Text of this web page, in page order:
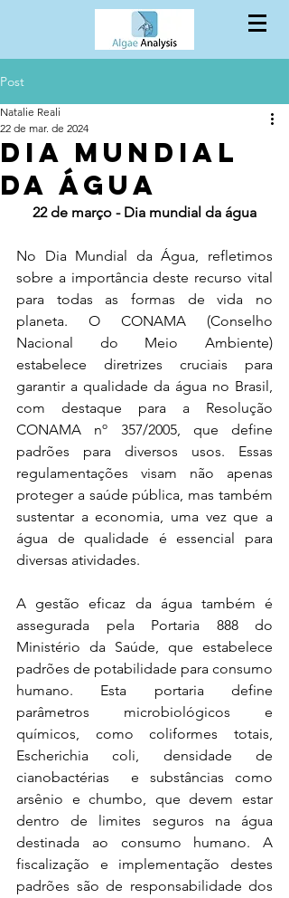
Post
Dia mundial
da água
Natalie Reali
22 de mar. de 2024
22 de março - Dia mundial da água
No Dia Mundial da Água, refletimos
sobre a importância deste recurso vital
para todas as formas de vida no
planeta. O CONAMA (Conselho
Nacional do Meio Ambiente)
estabelece diretrizes cruciais para
garantir a qualidade da água no Brasil,
com destaque para a Resolução
CONAMA nº 357/2005, que define
padrões para diversos usos. Essas
regulamentações visam não apenas
proteger a saúde pública, mas também
sustentar a economia, uma vez que a
água de qualidade é essencial para
diversas atividades.
A gestão eficaz da água também é
assegurada pela Portaria 888 do
Ministério da Saúde, que estabelece
padrões de potabilidade para consumo
humano. Esta portaria define
parâmetros microbiológicos e
químicos, como coliformes totais,
Escherichia coli, densidade de
cianobactérias  e substâncias como
arsênio e chumbo, que devem estar
dentro de limites seguros na água
destinada ao consumo humano. A
fiscalização e implementação destes
padrões são de responsabilidade dos